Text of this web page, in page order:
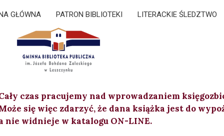
czas pracujemy nad wprowadzaniem
się więc zdarzyć, że dana książka jest do
nie widnieje w katalogu ON-LINE.
GŁÓWNA PATRON BIBLIOTEKI LITERACKIE ŚLEDZTWO